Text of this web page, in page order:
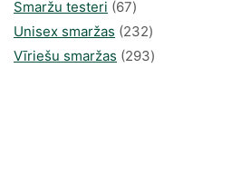
Smaržu testeri 6767
produkts
Unisex smaržas 232232
produkts
Vīriešu smaržas 293293